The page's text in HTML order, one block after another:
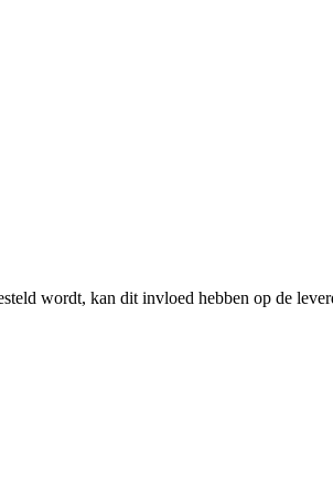
wordt, kan dit invloed hebben op de